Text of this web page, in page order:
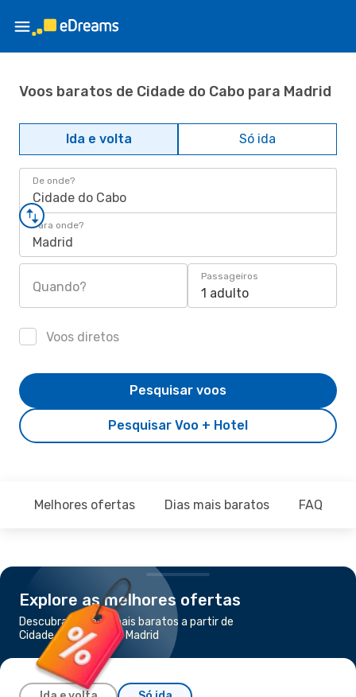
Voos baratos de Cidade do Cabo para Madrid
Ida e volta Só ida
De onde?
Cidade do Cabo
Para onde?
Madrid
Quando?
Passageiros
1 adulto
Voos diretos
Pesquisar Voo + Hotel
Pesquisar voos
Melhores ofertas Dias mais baratos FAQ
Explore as melhores ofertas
Descubra os voos mais baratos a partir de
Cidade do Cabo para Madrid